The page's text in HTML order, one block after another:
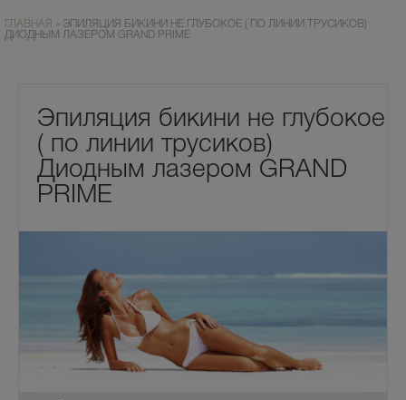
ГЛАВНАЯ » ЭПИЛЯЦИЯ БИКИНИ НЕ ГЛУБОКОЕ ( ПО ЛИНИИ ТРУСИКОВ)
ДИОДНЫМ ЛАЗЕРОМ GRAND PRIME
Эпиляция бикини не глубокое
( по линии трусиков)
Диодным лазером GRAND
PRIME